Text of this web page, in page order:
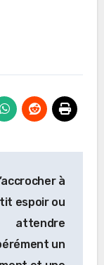
à
espoir ou
attendre
un